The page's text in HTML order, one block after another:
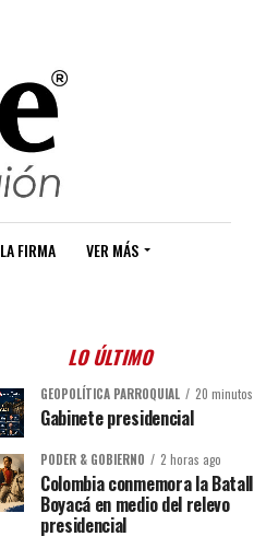
LA FIRMA VER MÁS
LO ÚLTIMO
GEOPOLÍTICA PARROQUIAL 20
Gabinete presidencial
PODER & GOBIERNO 2 horas ago
Colombia conmemora la
Boyacá en medio del relevo
presidencial